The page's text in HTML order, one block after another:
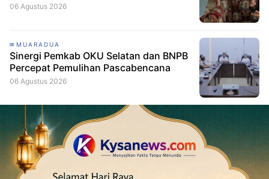
06 Agustus 2026
MUARADUA
Sinergi Pemkab OKU Selatan dan BNPB
Percepat Pemulihan Pascabencana
06 Agustus 2026